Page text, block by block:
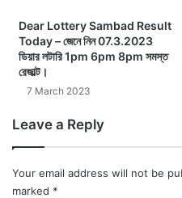
Dear Lottery Sambad Result
Today – জেনে নিন 07.3.2023
ডিয়ার লটারি 1pm 6pm 8pm সমস্ত
রেজাল্ট।
7 March 2023
Leave a Reply
Your email address will not be
marked *